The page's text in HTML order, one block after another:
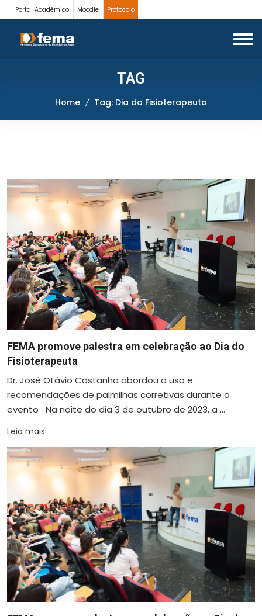
Portal Acadêmico Moodle Protocolo
TAG
Home Tag: Dia do Fisioterapeuta
FEMA promove palestra em celebração ao Dia do
Fisioterapeuta
Dr. José Otávio Castanha abordou o uso e
recomendações de palmilhas corretivas durante o
evento Na noite do dia 3 de outubro de 2023, a ...
Leia mais